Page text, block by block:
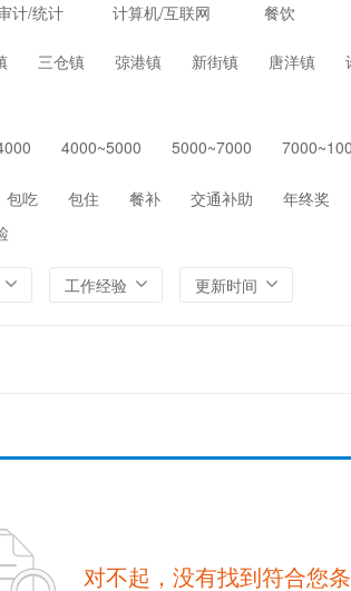
计/统计 计算机/互联网 餐饮
农/林/牧/渔业 其他
三仓镇 弶港镇 新街镇 唐洋镇
4000~5000 5000~7000
包吃 包住 餐补 交通补助 年终奖
工作经验 更新时间
对不起，没有找到符合您